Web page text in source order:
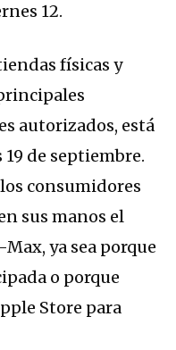
12.
físicas y
autorizados, está
de septiembre.
los consumidores
sus manos el
ya sea porque
o porque
Store para